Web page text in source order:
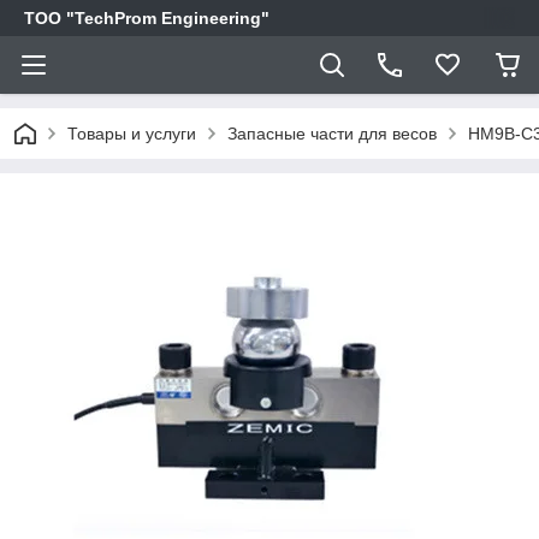
ТОО "TechProm Engineering"
Товары и услуги Запасные части для весов HM9B-